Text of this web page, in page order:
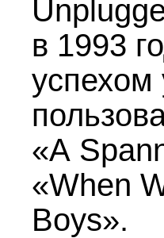
в 1993
успехом
«A
«When
Boys».